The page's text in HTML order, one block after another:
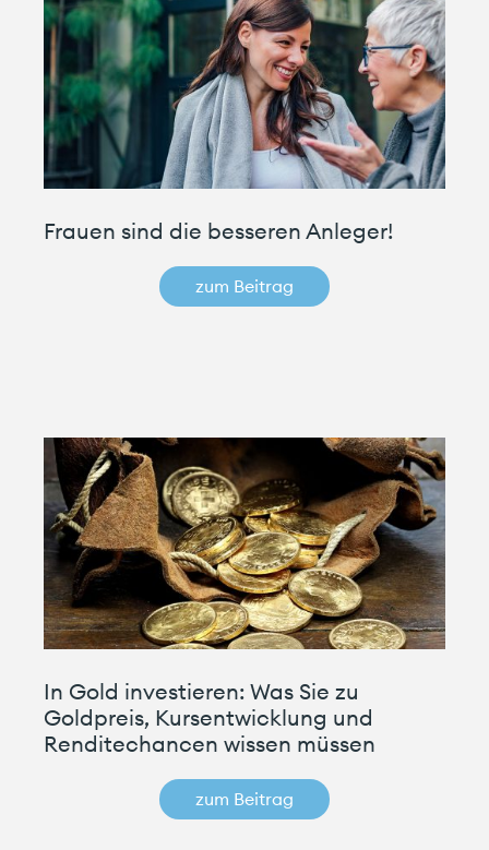
Frauen sind die besseren Anleger!
zum Beitrag
In Gold investieren: Was Sie zu
Goldpreis, Kursentwicklung und
Renditechancen wissen müssen
zum Beitrag